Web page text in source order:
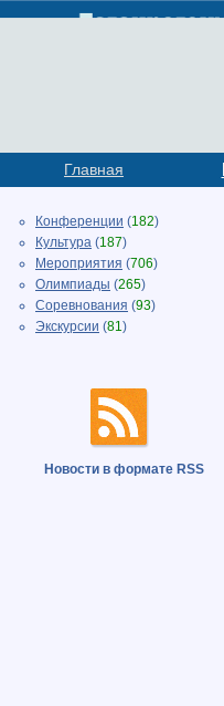
Главная
Конференции (182)
Культура (187)
Мероприятия (706)
Олимпиады (265)
Соревнования (93)
Экскурсии (81)
Новости в формате RSS